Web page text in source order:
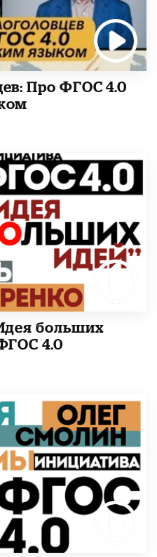
Про ФГОС 4.0
больших
4.0